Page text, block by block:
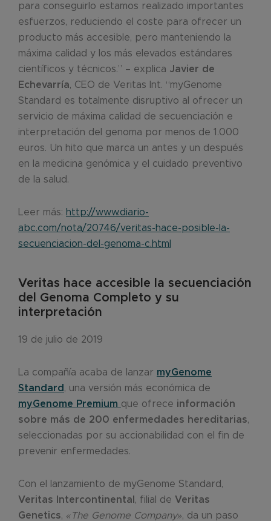
para conseguirlo estamos realizado importantes
esfuerzos, reduciendo el coste para ofrecer un
producto más accesible, pero manteniendo la
máxima calidad y los más elevados estándares
científicos y técnicos.” – explica Javier de
Echevarría, CEO de Veritas Int. “myGenome
Standard es totalmente disruptivo al ofrecer un
servicio de máxima calidad de secuenciación e
interpretación del genoma por menos de 1.000
euros. Un hito que marca un antes y un después
en la medicina genómica y el cuidado preventivo
de la salud.
Leer más: http://www.diario-
abc.com/nota/20746/veritas-hace-posible-la-
secuenciacion-del-genoma-c.html
Veritas hace accesible la secuenciación
del Genoma Completo y su
interpretación
19 de julio de 2019
La compañía acaba de lanzar myGenome
Standard , una versión más económica de
myGenome Premium que ofrece información
sobre más de 200 enfermedades hereditarias,
seleccionadas por su accionabilidad con el fin de
prevenir enfermedades.
Con el lanzamiento de myGenome Standard,
Veritas Intercontinental , filial de Veritas
Genetics, «The Genome Company», da un paso